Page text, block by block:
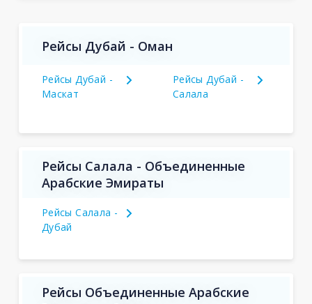
Рейсы Дубай - Оман
Рейсы Дубай -
Маскат
Рейсы Дубай -
Салала
Рейсы Салала - Объединенные
Арабские Эмираты
Рейсы Салала -
Дубай
Рейсы Объединенные Арабские